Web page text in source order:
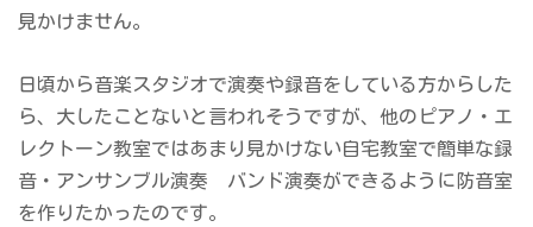
見かけません。
日頃から音楽スタジオで演奏や録音をしている方からした
ら、大したことないと言われそうですが、他のピアノ・エ
レクトーン教室ではあまり見かけない自宅教室で簡単な録
音・アンサンブル演奏 バンド演奏ができるように防音室
を作りたかったのです。